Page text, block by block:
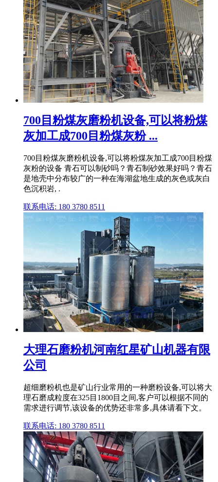
700目粉煤灰磨粉机设备,可以将粉煤
灰加工成700目粉煤灰粉 ...
700目粉煤灰磨粉机设备,可以将粉煤灰加工成700目粉煤
灰粉的设备 青石可以制砂吗？青石制砂效果好吗？青石
是地壳中分布较广的一种在海湖盆地生成的灰色或灰白
色沉积岩, .
联系电话: 180 3780 8511
大理石磨粉机河南红星矿山机器有限
公司
超细磨粉机也是矿山行业常用的一种磨粉设备,可以将大
理石磨成粒度在325目1800目之间,客户可以根据不同的
需求进行调节,该设备的优势还非常多,具体请看下文。
联系电话: 180 3780 8511